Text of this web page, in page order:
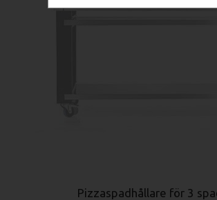
Pizzaspadhållare för 3